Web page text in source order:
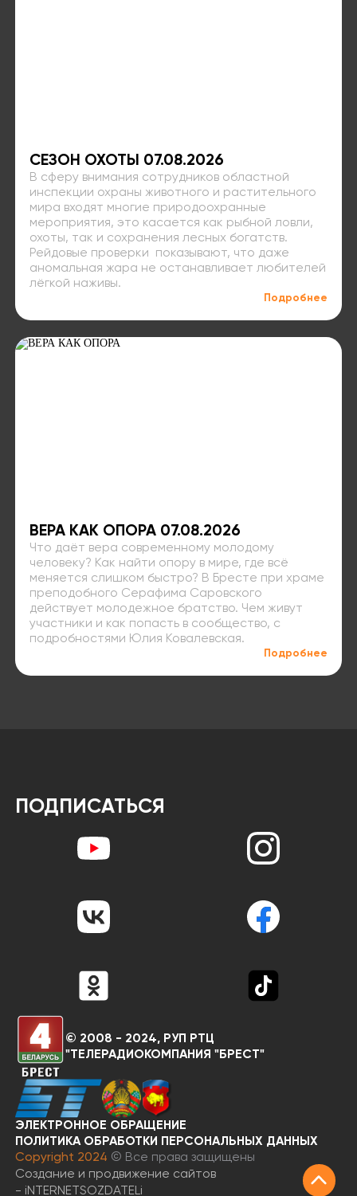
RUBY
СЕЗОН ОХОТЫ 07.08.2026
В сферу внимания сотрудников областной
инспекции охраны животного и растительного
мира входят многие природоохранные
мероприятия, это касается как рыбной ловли,
охоты, так и сохранения лесных богатств.
Рейдовые проверки показывают, что даже
аномальная жара не останавливает любителей
лёгкой наживы.
Подробнее
ВЕРА КАК ОПОРА 07.08.2026
Что даёт вера современному молодому
человеку? Как найти опору в мире, где всё
меняется слишком быстро? В Бресте при храме
преподобного Серафима Саровского
действует молодежное братство. Чем живут
участники и как попасть в сообщество, с
подробностями Юлия Ковалевская.
Подробнее
ПОДПИСАТЬСЯ
© 2008 - 2024, РУП РТЦ
"ТЕЛЕРАДИОКОМПАНИЯ "БРЕСТ"
ПОЛИТИКА ОБРАБОТКИ ПЕРСОНАЛЬНЫХ ДАННЫХ
ЭЛЕКТРОННОЕ ОБРАЩЕНИЕ
Copyright 2024 © Все права защищены
Создание и продвижение сайтов
- iNTERNET SOZDATELi